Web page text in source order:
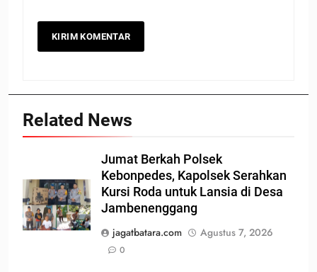
Related News
Jumat Berkah Polsek
Kebonpedes, Kapolsek Serahkan
Kursi Roda untuk Lansia di Desa
Jambenenggang
jagatbatara.com
Agustus 7, 2026
0